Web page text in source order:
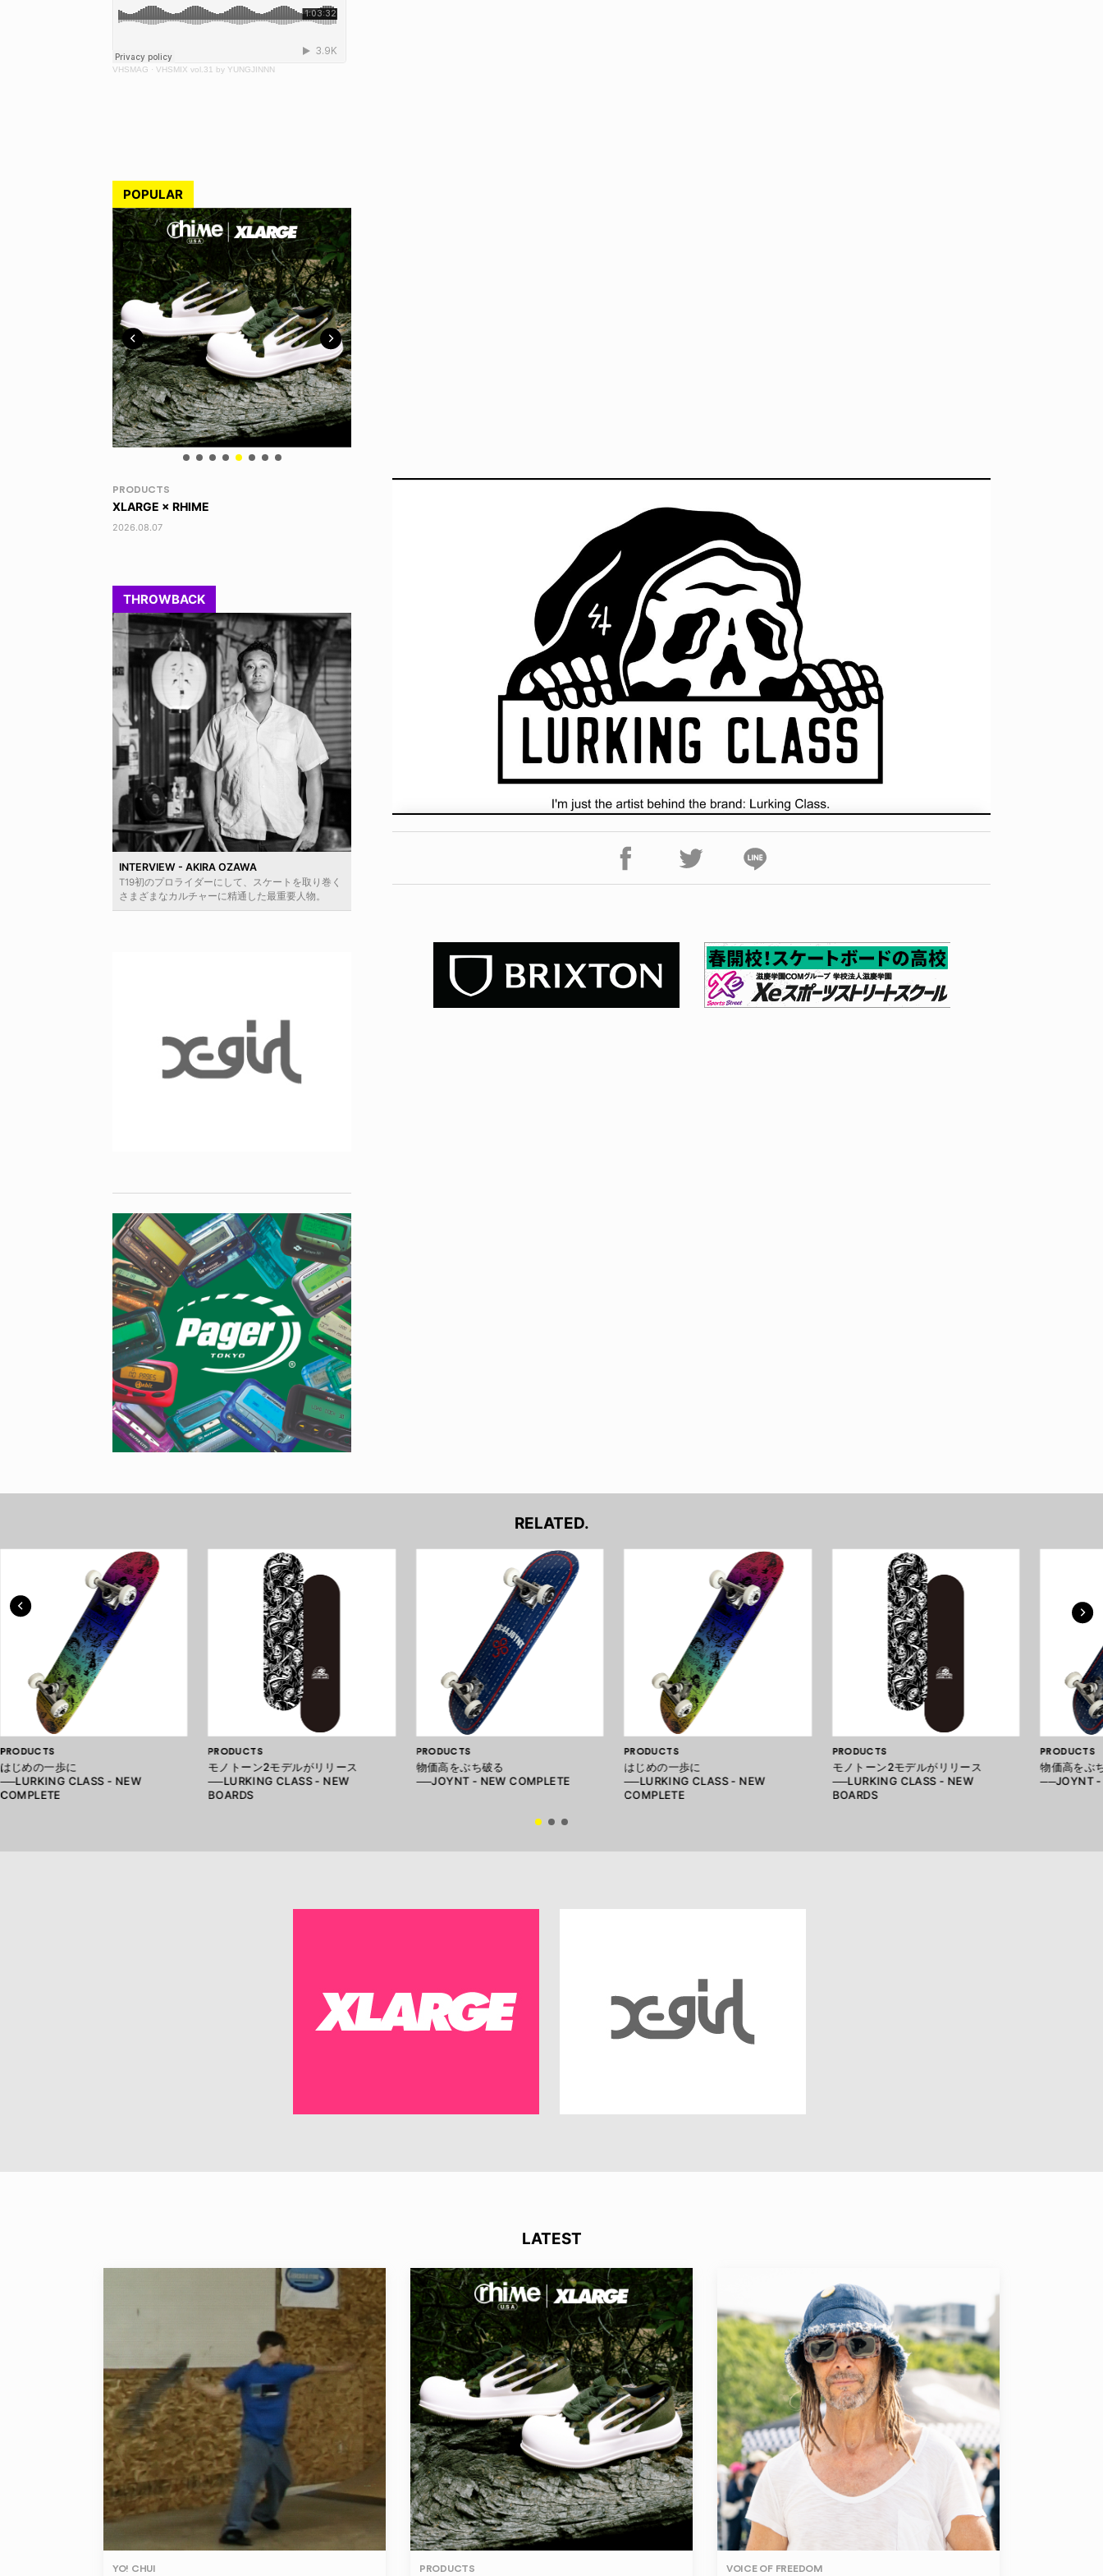
VHSMAG · VHSMIX vol.31 by YUNGJINNN
POPULAR
RANDOM
DINOSAUR JR.
2026.08.06
AKIRA OZAWA / 尾澤 彰
2021.09.02
THROWBACK
INTERVIEW - AKIRA OZAWA
T19初のプロライダーにして、スケートを取り巻く
さまざまなカルチャーに精通した最重要人物。
RELATED.
PRODUCTS
はじめの一歩に
──LURKING CLASS - NEW
COMPLETE
PRODUCTS
モノトーン2モデルがリリース
──LURKING CLASS - NEW
BOARDS
PRODUCTS
物価高をぶち破る
──JOYNT - NEW COMPLETE
PRODUCTS
はじめの一歩に
──LURKING CLASS - NEW
COMPLETE
PRODUCTS
モノトーン2モデルがリリース
──LURKING CLASS - NEW
BOARDS
PRODUCTS
物価高をぶ
──JOYNT -
LATEST
YO! CHUI PRODUCTS VOICE OF FREEDOM